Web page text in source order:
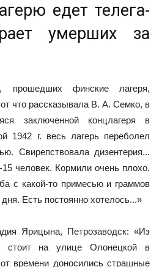
едет телега-
умерших за
прошедших финские лагеря,
что рассказывала В. А. Семко, в
заключенной концлагеря в
1942 г. весь лагерь переболел
Свирепствовала дизентерия...
человек. Кормили очень плохо.
с какой-то примесью и граммов
Есть постоянно хотелось...»
Ярицына, Петрозаводск: «Из
стоит на улице Олонецкой в
времени доносились страшные